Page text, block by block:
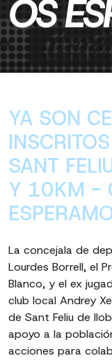
OS
YA SON
SANT
Y 10KM -
La concejala de
Lourdes Borrell, el
Blanco, y el ex
club local Andrey
de Sant Feliu de
apoyo a la
acciones para